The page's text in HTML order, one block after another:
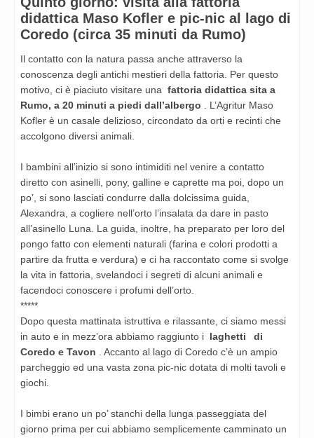
didattica Maso Kofler e pic-nic al lago di
Coredo (circa 35 minuti da Rumo)
Il contatto con la natura passa anche attraverso la
conoscenza degli antichi mestieri della fattoria. Per questo
motivo, ci è piaciuto visitare una fattoria didattica sita a
Rumo, a 20 minuti a piedi dall’albergo
. L’Agritur Maso
Kofler è un casale delizioso, circondato da orti e recinti che
accolgono diversi animali.
I bambini all’inizio si sono intimiditi nel venire a contatto
diretto con asinelli, pony, galline e caprette ma poi, dopo un
po’, si sono lasciati condurre dalla dolcissima guida,
Alexandra, a cogliere nell’orto l’insalata da dare in pasto
all’asinello Luna. La guida, inoltre, ha preparato per loro del
pongo fatto con elementi naturali (farina e colori prodotti a
partire da frutta e verdura) e ci ha raccontato come si svolge
la vita in fattoria, svelandoci i segreti di alcuni animali e
facendoci conoscere i profumi dell’orto.
*****
Dopo questa mattinata istruttiva e rilassante, ci siamo messi
in auto e in mezz’ora abbiamo raggiunto i laghetti
di
Coredo e Tavon
. Accanto al lago di Coredo c’è un ampio
parcheggio ed una vasta zona pic-nic dotata di molti tavoli e
giochi.
I bimbi erano un po’ stanchi della lunga passeggiata del
giorno prima per cui abbiamo semplicemente camminato un